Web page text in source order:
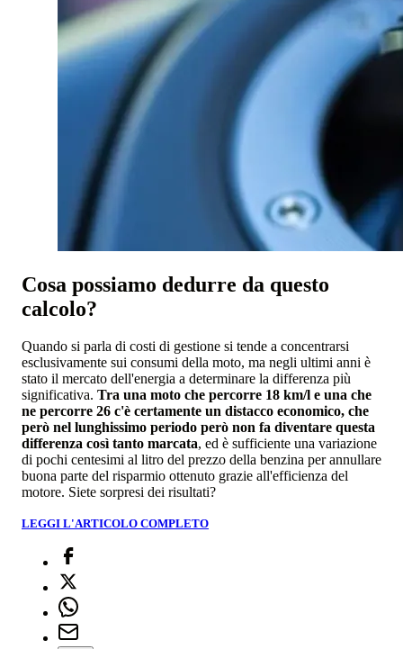
Cosa possiamo dedurre da questo
calcolo?
Quando si parla di costi di gestione si tende a concentrarsi
esclusivamente sui consumi della moto, ma negli ultimi anni è
stato il mercato dell'energia a determinare la differenza più
significativa. Tra una moto che percorre 18 km/l e una che
ne percorre 26 c'è certamente un distacco economico, che
però nel lunghissimo periodo però non fa diventare questa
differenza così tanto marcata, ed è sufficiente una variazione
di pochi centesimi al litro del prezzo della benzina per annullare
buona parte del risparmio ottenuto grazie all'efficienza del
motore. Siete sorpresi dei risultati?
LEGGI L'ARTICOLO COMPLETO